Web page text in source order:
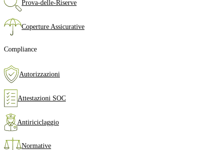
Prova‑delle‑Riserve
Coperture Assicurative
Compliance
Autorizzazioni
Attestazioni SOC
Antiriciclaggio
Normative